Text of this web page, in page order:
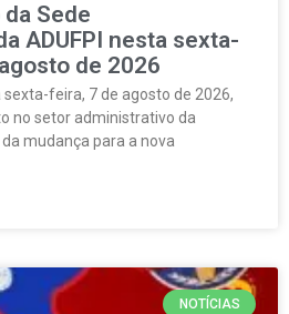
Sede
ADUFPI nesta sexta-
de 2026
feira, 7 de agosto de 2026,
no setor administrativo da
mudança para a nova
NOTÍCIAS